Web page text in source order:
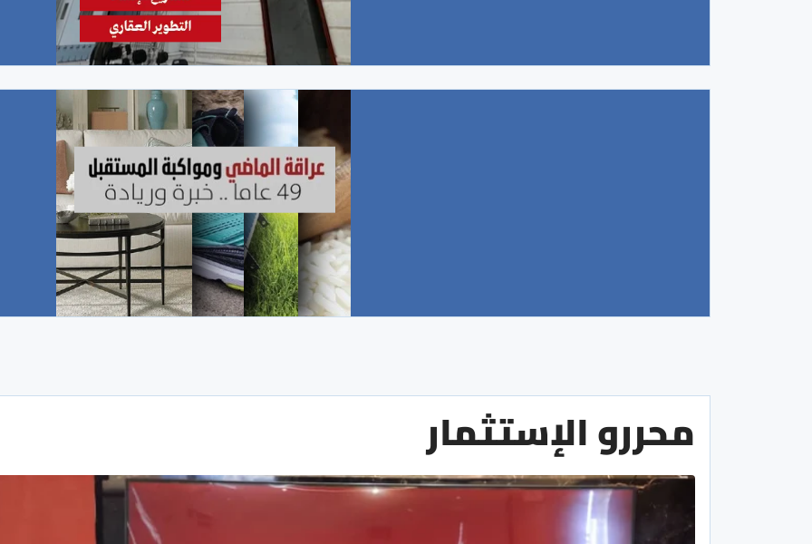
محررو الإستثمار